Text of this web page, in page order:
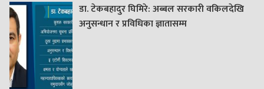
डा. टेकबहादुर घिमिरे: अब्बल सरकारी वकिलदेखि
अनुसन्धान र प्रविधिका ज्ञातासम्म